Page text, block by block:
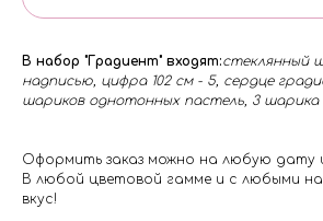
В набор "Градиент" входят:стеклянный
надписью, цифра 102 см - 5, сердце
шариков однотонных пастель, 3 шарика
Оформить заказ можно на любую дату
В любой цветовой гамме и с любыми
вкус!